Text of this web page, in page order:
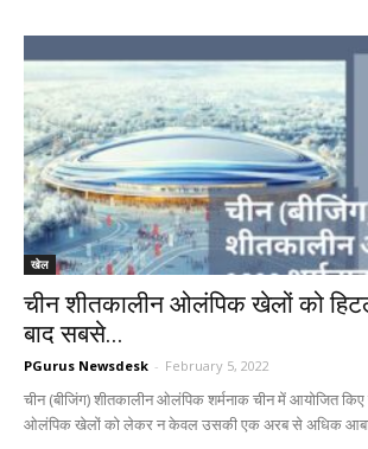
खेल
चीन शीतकालीन ओलंपिक खेलों को
बाद सबसे...
PGurus Newsdesk - February 5, 2022
चीन (बीजिंग) शीतकालीन ओलंपिक शर्मनाक चीन में आयोजित किए
ओलंपिक खेलों को लेकर न केवल उसकी एक अरब से अधिक